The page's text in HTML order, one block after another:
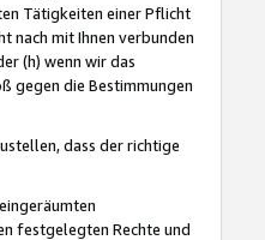
Tätigkeiten einer Pflicht
nach mit Ihnen verbunden
(h) wenn wir das
gegen die Bestimmungen
dass der richtige
festgelegten Rechte und